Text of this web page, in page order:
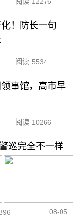
！防长一句
阅读 5534
事馆，高市早
阅读 10266
巡完全不一样
08-05